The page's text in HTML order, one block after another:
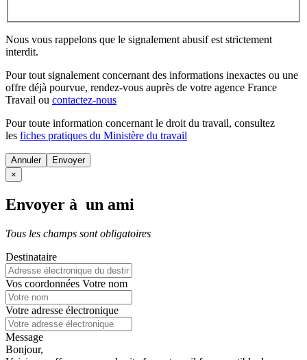
Nous vous rappelons que le signalement abusif est strictement
interdit.
Pour tout signalement concernant des informations inexactes ou une
offre déjà pourvue, rendez-vous auprès de votre agence France
Travail ou contactez-nous
Pour toute information concernant le droit du travail, consultez
les fiches pratiques du Ministère du travail
Annuler
×
Envoyer à un ami
Tous les champs sont obligatoires
Destinataire
Vos coordonnées Votre nom
Votre adresse électronique
Message
Bonjour,